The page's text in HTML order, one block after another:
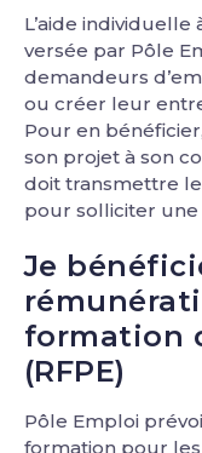
L’aide
versée par Pôle
demandeurs
ou créer leur
Pour en
son projet à son
doit transmettre le
pour solliciter une
Je
formation
(RFPE)
Pôle Emploi
formation pour